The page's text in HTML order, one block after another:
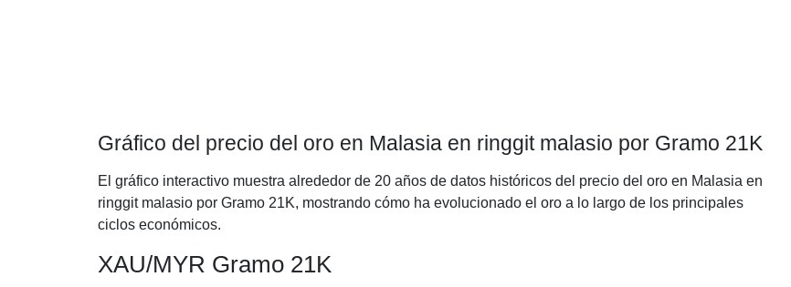
Gráfico del precio del oro en Malasia en ringgit malasio por Gramo 21K
El gráfico interactivo muestra alrededor de 20 años de datos históricos del precio del oro en Malasia en
ringgit malasio por Gramo 21K, mostrando cómo ha evolucionado el oro a lo largo de los principales
ciclos económicos.
XAU/MYR Gramo 21K